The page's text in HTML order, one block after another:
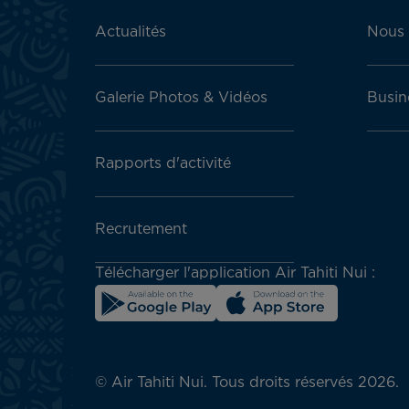
Actualités
Galerie Photos & Vidéos
Rapports d'activité
Recrutement
Télécharger l'application Air Tahiti Nui :
© Air Tahiti Nui. Tous droits réservés 2026.